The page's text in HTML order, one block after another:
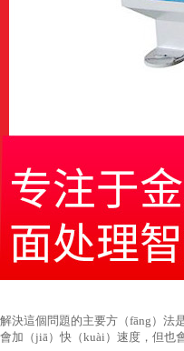
解決這個問題的主要方（fāng）法
會加（jiā）快（kuài）速度，但也